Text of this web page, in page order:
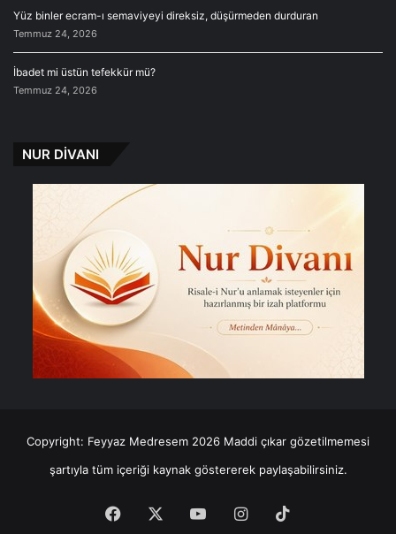
Yüz binler ecram-ı semaviyeyi direksiz, düşürmeden durduran
Temmuz 24, 2026
İbadet mi üstün tefekkür mü?
Temmuz 24, 2026
NUR DİVANI
Copyright: Feyyaz Medresem 2026 Maddi çıkar gözetilmemesi
şartıyla tüm içeriği kaynak göstererek paylaşabilirsiniz.
Facebook YouTubeInstagram